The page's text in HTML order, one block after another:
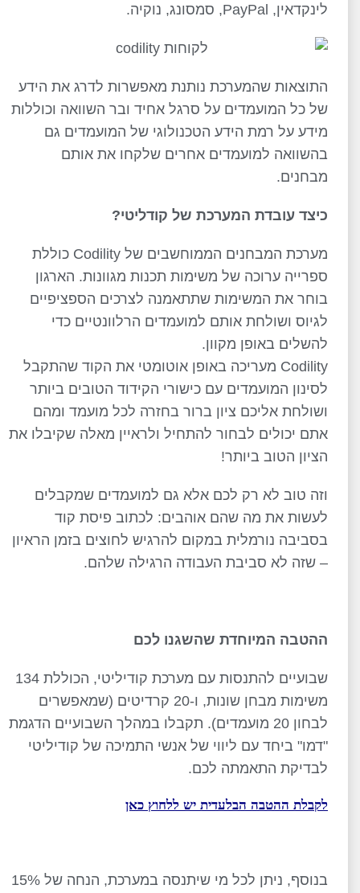
לינקדאין, PayPal, סמסונג, נוקיה.
התוצאות שהמערכת נותנת מאפשרות לדרג את הידע
של כל המועמדים על סרגל אחיד ובר השוואה וכוללות
מידע על רמת הידע הטכנולוגי של המועמדים גם
בהשוואה למועמדים אחרים שלקחו את אותם
מבחנים.
כיצד עובדת המערכת של קודליטי?
מערכת המבחנים הממוחשבים של Codility כוללת
ספרייה ערוכה של משימות תכנות מגוונות. הארגון
בוחר את המשימות שתתאמנה לצרכים הספציפיים
לגיוס ושולחת אותם למועמדים הרלוונטיים כדי
להשלים באופן מקוון.
Codility מעריכה באופן אוטומטי את הקוד שהתקבל
לסינון המועמדים עם כישורי הקידוד הטובים ביותר
ושולחת אליכם ציון ברור בחזרה לכל מועמד ומהם
אתם יכולים לבחור להתחיל ולראיין מאלה שקיבלו את
הציון הטוב ביותר!
וזה טוב לא רק לכם אלא גם למועמדים שמקבלים
לעשות את מה שהם אוהבים: לכתוב פיסת קוד
בסביבה נורמלית במקום להרגיש לחוצים בזמן הראיון
– שזה לא סביבת העבודה הרגילה שלהם.
ההטבה המיוחדת שהשגנו לכם
שבועיים להתנסות עם מערכת קודיליטי, הכוללת 134
משימות מבחן שונות, ו-20 קרדיטים (שמאפשרים
לבחון 20 מועמדים). תקבלו במהלך השבועיים הדגמת
"דמו" ביחד עם ליווי של אנשי התמיכה של קודיליטי
לבדיקת התאמתה לכם.
לקבלת ההטבה הבלעדית יש ללחוץ כאן
בנוסף, ניתן לכל מי שיתנסה במערכת, הנחה של 15%